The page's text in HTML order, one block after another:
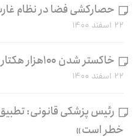
حصارکشی فضا در نظام
۲۲ اسفند ۱۴۰۰
خاکستر شدن ۱۰۰هزار هکتار جنگل و مرتع طی ۵ سال
۲۲ اسفند ۱۴۰۰
رئیس پزشکی قانونی:
خطر است»